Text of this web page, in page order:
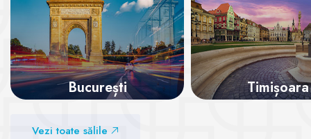
București
Vezi sălile
Timișoara
Vezi toate sălile